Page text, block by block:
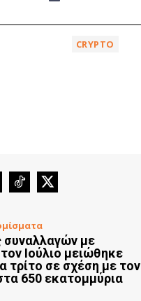
CRYPTO
συναλλαγών με
Ιούλιο μειώθηκε
τρίτο σε σχέση με τον
650 εκατομμύρια